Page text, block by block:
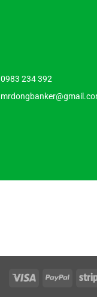
0983 234 392
Visa PayPal